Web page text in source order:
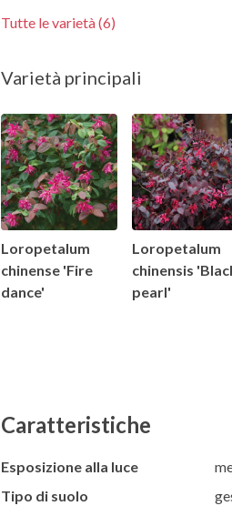
Tutte le varietà (6)
Varietà principali
Loropetalum
chinense 'Fire
dance'
Loropetalum
chinensis
pearl'
Caratteristiche
Esposizione alla luce
Tipo di suolo